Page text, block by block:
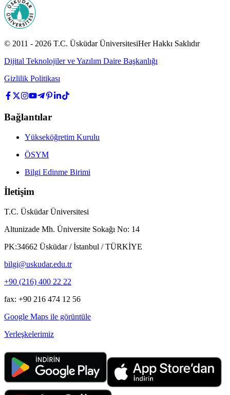
© 2011 - 2026 T.C. Üsküdar ÜniversitesiHer Hakkı Saklıdır
Dijital Teknolojiler ve Yazılım Daire Başkanlığı
Gizlilik Politikası
Bağlantılar
Yükseköğretim Kurulu
ÖSYM
Bilgi Edinme Birimi
İletişim
T.C. Üsküdar Üniversitesi
Altunizade Mh. Üniversite Sokağı No: 14
PK:34662 Üsküdar / İstanbul / TÜRKİYE
bilgi@uskudar.edu.tr
+90 (216) 400 22 22
fax: +90 216 474 12 56
Google Maps ile görüntüle
Yerleşkelerimiz